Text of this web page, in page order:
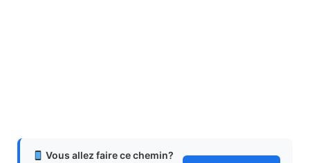
Vous allez faire ce chemin?